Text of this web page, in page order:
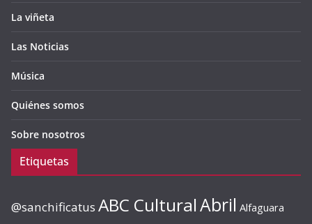
La viñeta
Las Noticias
Música
Quiénes somos
Sobre nosotros
Etiquetas
@sanchificatus ABC CulturalAbril Alfaguara